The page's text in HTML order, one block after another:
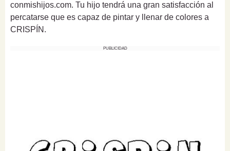
conmishijos.com. Tu hijo tendrá una gran satisfacción al
percatarse que es capaz de pintar y llenar de colores a
CRISPÍN.
PUBLICIDAD